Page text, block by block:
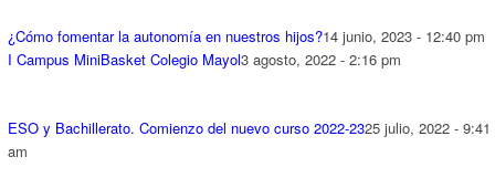
¿Cómo fomentar la autonomía en nuestros hijos?14 junio, 2023 - 12:40 pm
I Campus MiniBasket Colegio Mayol3 agosto, 2022 - 2:16 pm
ESO y Bachillerato. Comienzo del nuevo curso 2022-2325 julio, 2022 - 9:41
am